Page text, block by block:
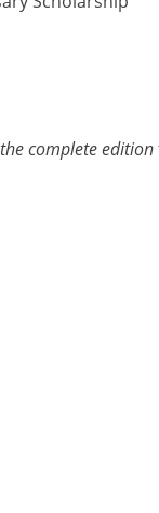
complete edition